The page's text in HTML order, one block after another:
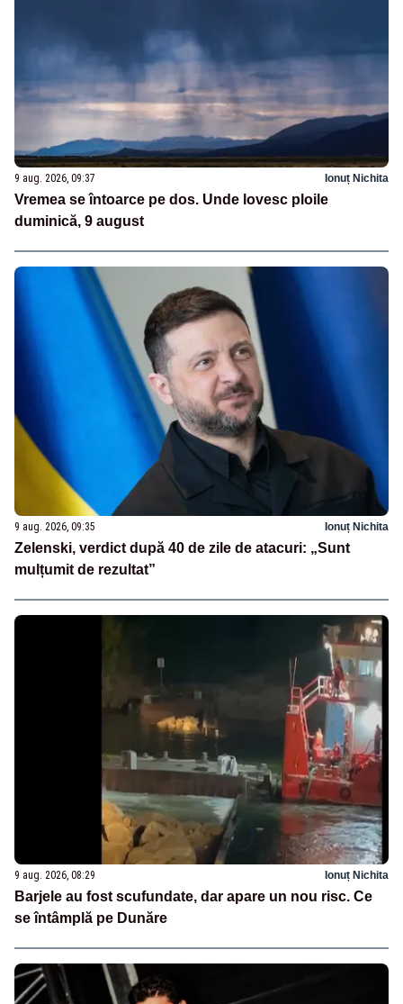
9 aug. 2026, 09:37 Ionuț Nichita
Vremea se întoarce pe dos. Unde lovesc ploile
duminică, 9 august
9 aug. 2026, 09:35 Ionuț Nichita
Zelenski, verdict după 40 de zile de atacuri: „Sunt
mulțumit de rezultat”
9 aug. 2026, 08:29 Ionuț Nichita
Barjele au fost scufundate, dar apare un nou risc. Ce
se întâmplă pe Dunăre